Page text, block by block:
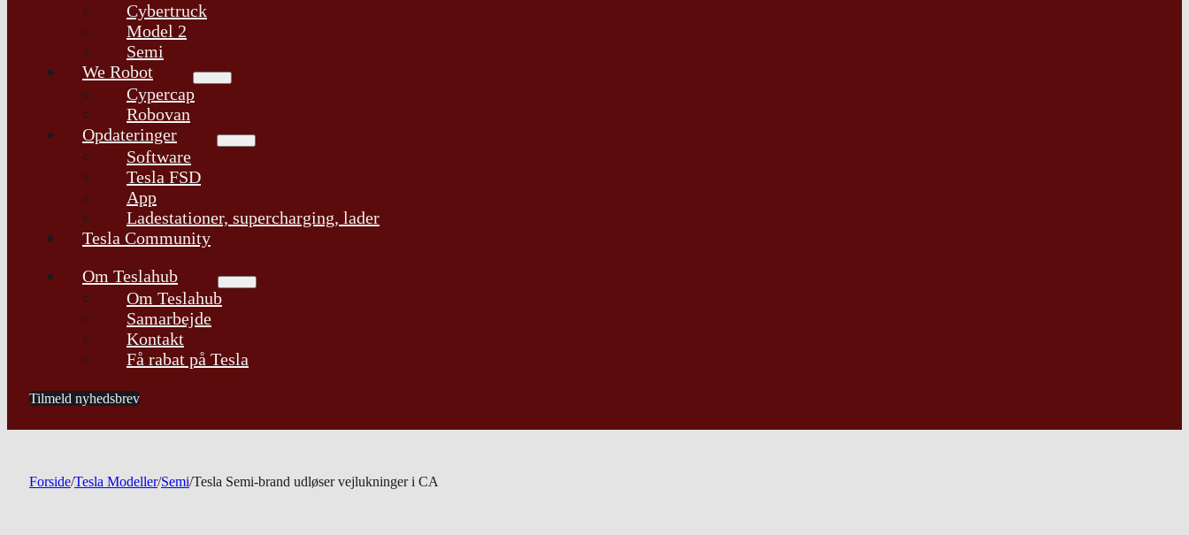
Cybertruck
Model 2
Semi
We Robot
Cypercap
Robovan
Opdateringer
Software
Tesla FSD
App
Ladestationer, supercharging, lader
Tesla Community
Om Teslahub
Om Teslahub
Samarbejde
Kontakt
Få rabat på Tesla
Tilmeld nyhedsbrev
Forside/Tesla Modeller/Semi/Tesla Semi-brand udløser vejlukninger i CA